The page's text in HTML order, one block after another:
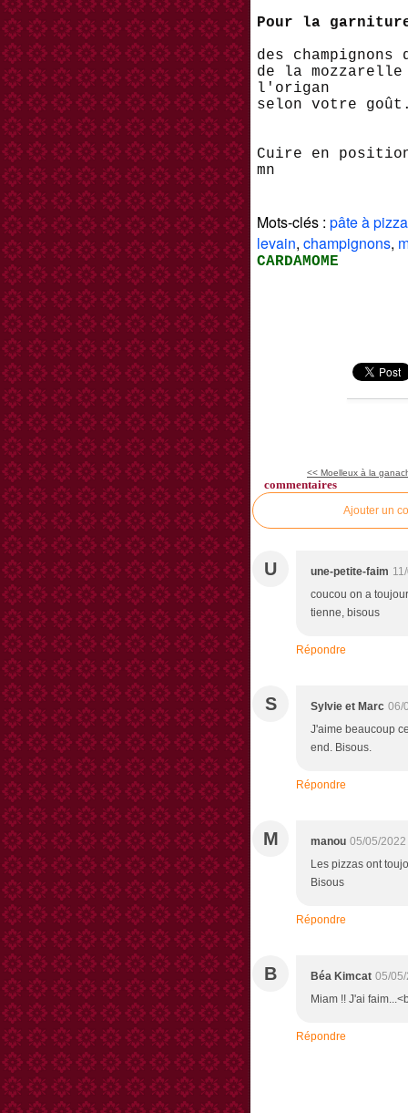
Pour la
des
de la
l'origan
selon votre
Cuire en
mn
Mots-clés : pâte à
levain, champignons,
CARDAMOME
<< Moelleux à la
commentaires
Ajouter un
U une-petite-faim
coucou on a
tienne, bisous
Répondre
S Sylvie et Marc 06/
J'aime beaucoup
end. Bisous.
Répondre
M manou 05/05/
Les pizzas ont
Bisous
Répondre
B Béa Kimcat 05/
Miam !! J'ai
Répondre